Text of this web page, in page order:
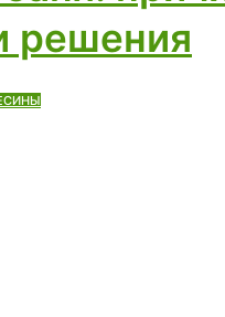
решения